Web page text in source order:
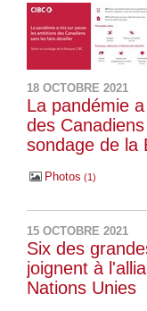
18 OCTOBRE 2021
La pandémie
des
sondage de la
Photos 1
15 OCTOBRE 2021
Six des
joignent à
Nations Unies